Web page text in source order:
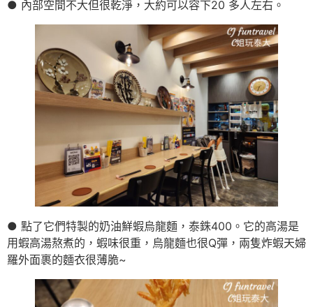
● 內部空間不大但很乾淨，大約可以容下20 多人左右。
● 點了它們特製的奶油鮮蝦烏龍麵，泰銖400。它的高湯是
用蝦高湯熬煮的，蝦味很重，烏龍麵也很Q彈，兩隻炸蝦天婦
羅外面裹的麵衣很薄脆~